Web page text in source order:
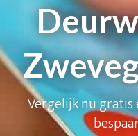
Vergelijk nu